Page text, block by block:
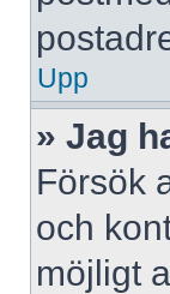
Upp
» Jag
Försök
och
möjligt